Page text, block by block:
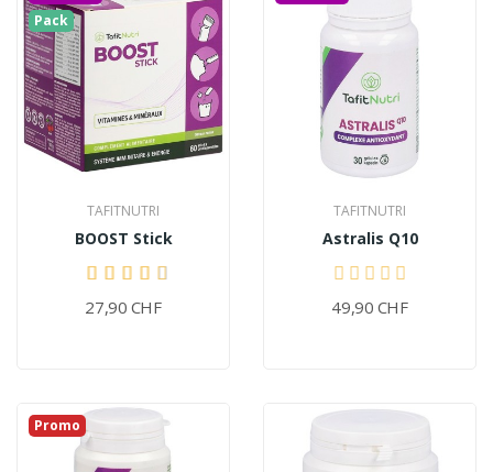
Pack
TAFITNUTRI
BOOST Stick
27,90 CHF
TAFITNUTRI
Astralis Q10
49,90 CHF
Promo